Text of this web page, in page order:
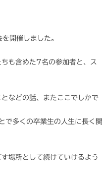
開催しました。
も含めた7名の参加者と、ス
などの話、またここでしかで
で多くの卒業生の人生に長く関
場所として続けていけるよう